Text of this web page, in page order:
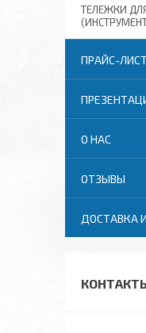
ТЕЛЕЖКИ
ПРАЙС-
О НАС
ОТЗЫВЫ
ДОСТАВКА